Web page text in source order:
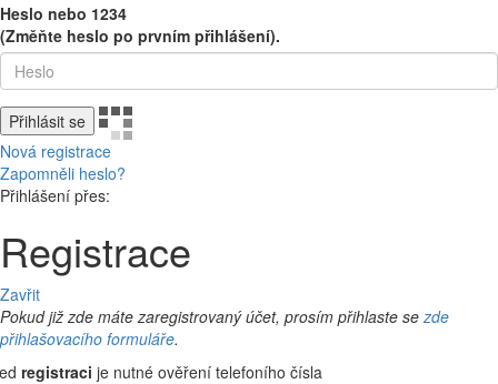
Heslo nebo 1234
(Změňte heslo po prvním přihlášení).
Přihlásit se
Nová registrace
Zapomněli heslo?
Přihlášení přes:
Registrace
Zavřit
Pokud již zde máte zaregistrovaný účet, prosím přihlaste se zde
přihlašovacího formuláře.
registraci je nutné ověření telefoního čísla